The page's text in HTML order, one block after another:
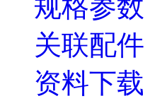
规格参数
关联配件
资料下载